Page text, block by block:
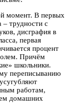
момент. В первых
– трудности с
дисграфия в
первая
процент
Причём
школьники.
переписыванию
работам,
домашних